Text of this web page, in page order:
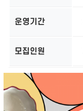
운영기간
모집인원